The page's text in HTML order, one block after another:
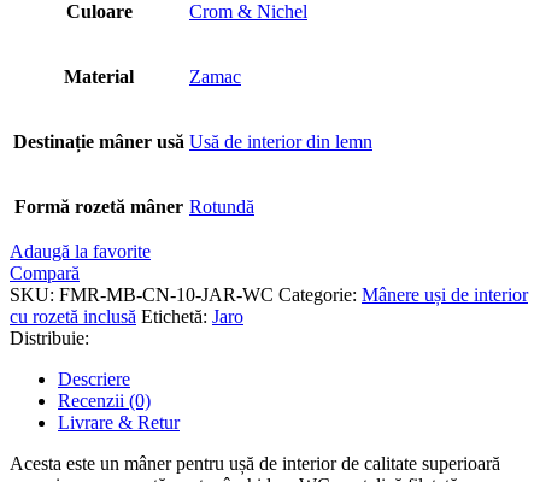
Culoare Crom & Nichel
Material Zamac
Destinație mâner usă Usă de interior din lemn
Formă rozetă mâner Rotundă
Adaugă la favorite
Compară
SKU: FMR-MB-CN-10-JAR-WC Categorie: Mânere uși de interior
cu rozetă inclusă Etichetă: Jaro
Distribuie:
Descriere
Recenzii (0)
Livrare & Retur
Acesta este un mâner pentru ușă de interior de calitate superioară